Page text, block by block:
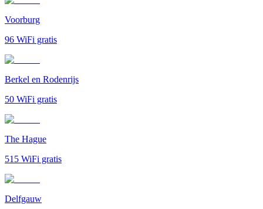
Voorburg
96 WiFi gratis
Berkel en Rodenrijs
50 WiFi gratis
The Hague
515 WiFi gratis
Delfgauw